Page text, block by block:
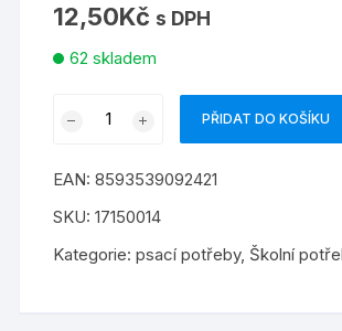
12,50Kč s DPH
62 skladem
PŘIDAT DO KOŠÍKU
EAN:8593539092421
SKU:17150014
Kategorie:psací potřeby, Školní